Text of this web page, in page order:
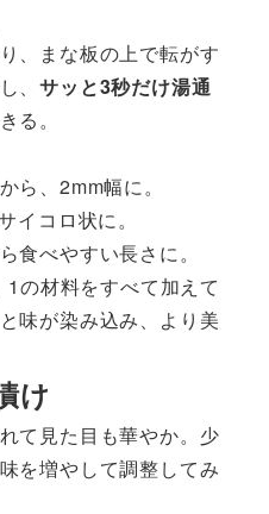
、まな板の上で転がす
、サッと3秒だけ湯通
る。
、2mm幅に。
コロ状に。
やすい長さに。
1の材料をすべて加えて
味が染み込み、より美
け
て見た目も華やか。少
を増やして調整してみ